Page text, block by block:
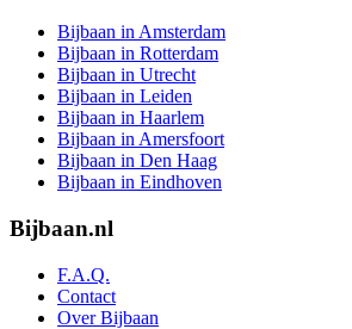
Bijbaan in Amsterdam
Bijbaan in Rotterdam
Bijbaan in Utrecht
Bijbaan in Leiden
Bijbaan in Haarlem
Bijbaan in Amersfoort
Bijbaan in Den Haag
Bijbaan in Eindhoven
Bijbaan.nl
F.A.Q.
Contact
Over Bijbaan